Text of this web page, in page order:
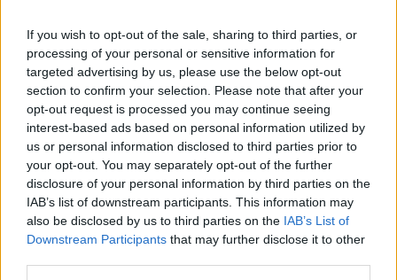
If you wish to opt-out of the sale, sharing to third parties, or
processing of your personal or sensitive information for
targeted advertising by us, please use the below opt-out
section to confirm your selection. Please note that after your
opt-out request is processed you may continue seeing
interest-based ads based on personal information utilized by
us or personal information disclosed to third parties prior to
your opt-out. You may separately opt-out of the further
disclosure of your personal information by third parties on the
IAB’s list of downstream participants. This information may
also be disclosed by us to third parties on the IAB’s List of
Downstream Participants that may further disclose it to other
Six Blade Knife
Skateaway
So Far Away
Solid Rock
Song For Sonny Liston